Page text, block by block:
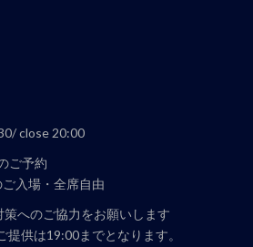
close 20:00
ご予約
入場・全席自由
策へのご協力をお願いします
提供は19:00までとなります。